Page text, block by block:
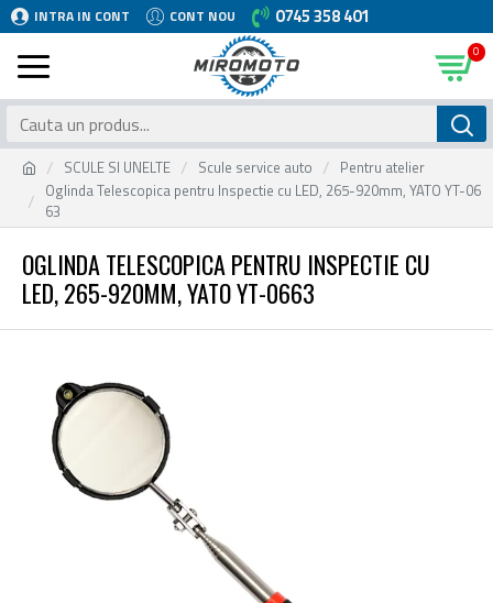
INTRA IN CONT CONT NOU 0745 358 401
0
SCULE SI UNELTE Scule service auto
Pentru atelier
Oglinda Telescopica pentru Inspectie cu LED, 265-920mm, YATO YT-06
63
OGLINDA TELESCOPICA PENTRU INSPECTIE CU
LED, 265-920MM, YATO YT-0663